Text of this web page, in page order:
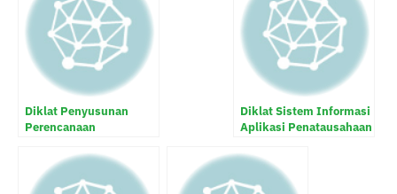
Diklat Penyusunan
Perencanaan
Penganggaran Barang
Milik Daerah (BMD)
Diklat Sistem Informasi
Aplikasi Penatausahaan
(SIAP-BMD)